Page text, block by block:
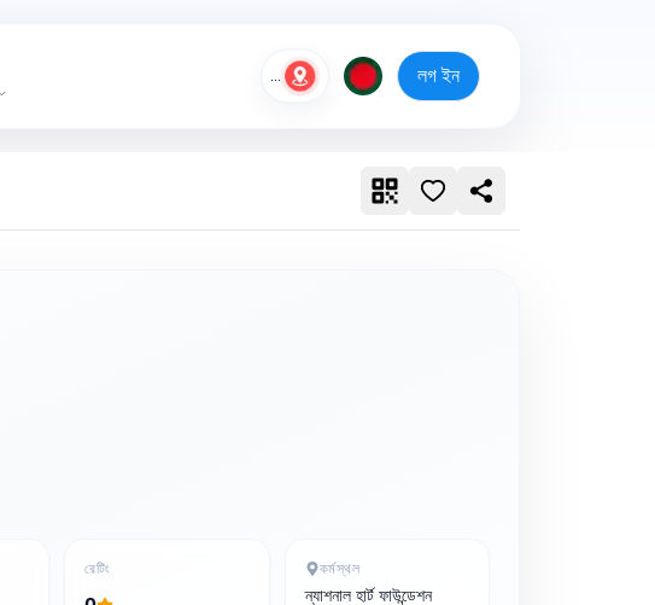
লগ ইন
রেটিং কর্মস্থল
ন্যাশনাল হার্ট ফাউন্ডেশন